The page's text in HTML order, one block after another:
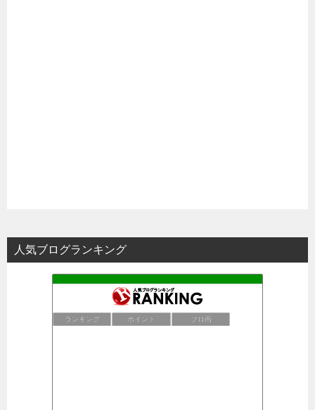
人気ブログランキング
ランキング ポイント ブロ画